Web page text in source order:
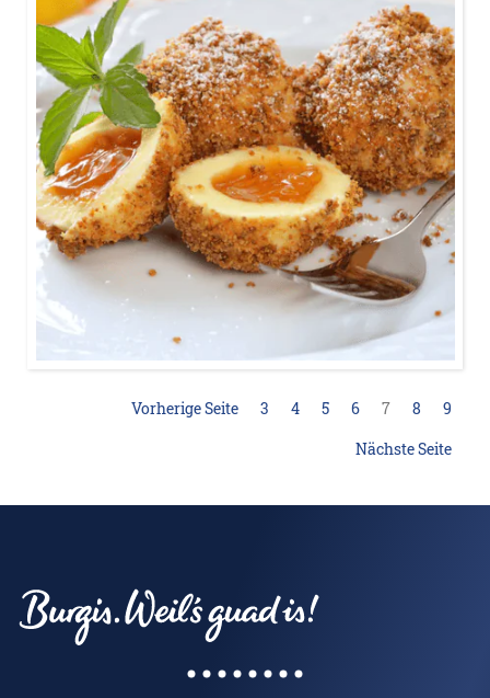
Leckere, süße Marillenknödel aus dem Thermomix!
Entdeckt unsere Video-Anleitung und kocht dieses
köstliche Knödel-Rezept nach!
Vorherige Seite 3 4 5 6 7 8
9
Nächste Seite